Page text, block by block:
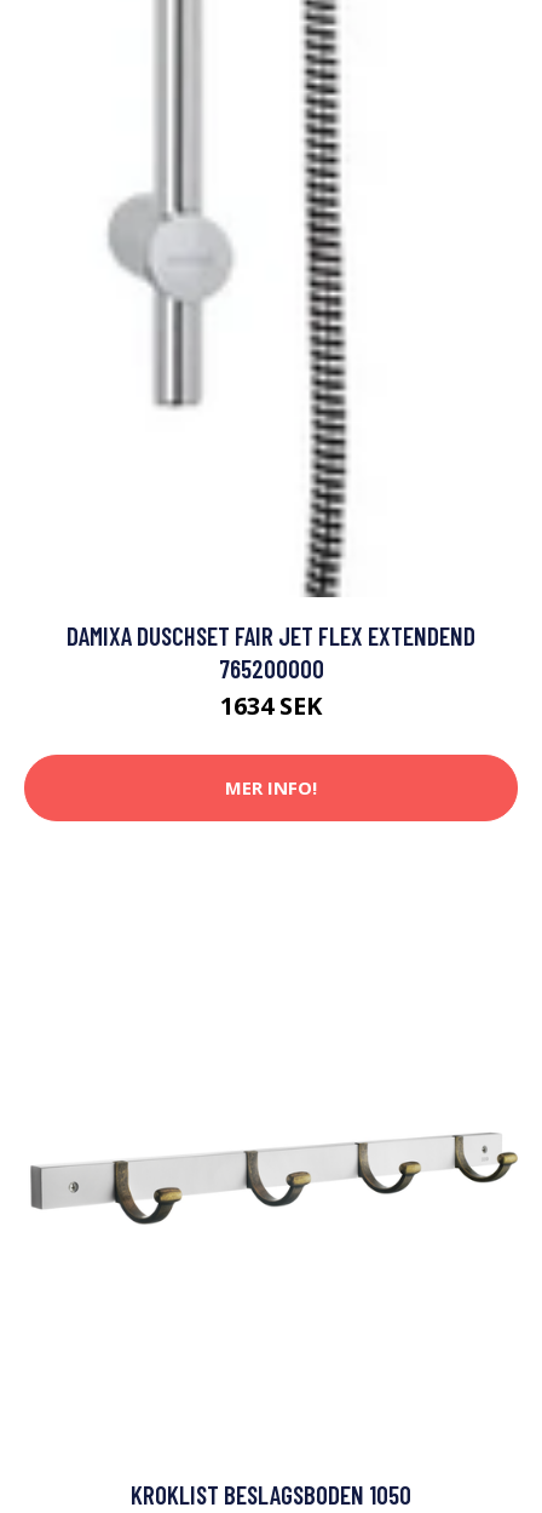
DAMIXA DUSCHSET FAIR JET FLEX EXTENDEND
765200000
1634 SEK
MER INFO!
KROKLIST BESLAGSBODEN 1050